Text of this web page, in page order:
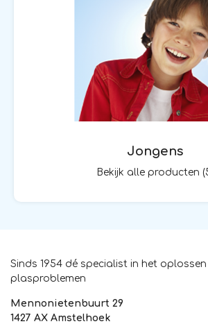
Jongens
Bekijk alle producten
Sinds 1954 dé specialist in het
plasproblemen
Mennonietenbuurt 29
1427 AX Amstelhoek